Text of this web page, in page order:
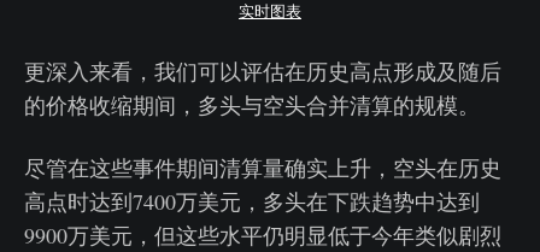
实时图表
更深入来看，我们可以评估在历史高点形成及随后
的价格收缩期间，多头与空头合并清算的规模。
尽管在这些事件期间清算量确实上升，空头在历史
高点时达到7400万美元，多头在下跌趋势中达到
9900万美元，但这些水平仍明显低于今年类似剧烈